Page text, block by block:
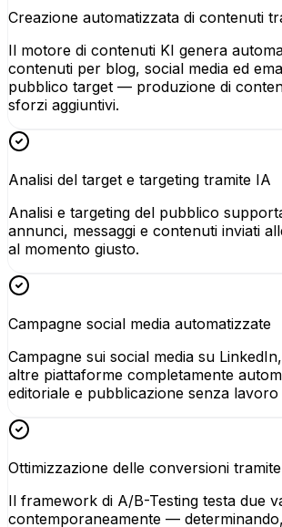
Creazione automatizzata di contenuti
Il motore di contenuti KI genera
contenuti per blog, social media ed
pubblico target — produzione di
sforzi aggiuntivi.
Analisi del target e targeting tramite IA
Analisi e targeting del pubblico
annunci, messaggi e contenuti inviati
al momento giusto.
Campagne social media automatizzate
Campagne sui social media su
altre piattaforme completamente
editoriale e pubblicazione senza lavoro
Ottimizzazione delle conversioni
Il framework di A/B-Testing testa due
contemporaneamente —